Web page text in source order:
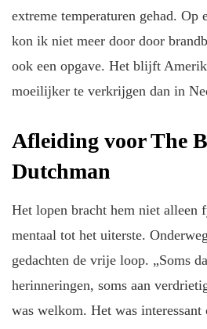
extreme temperaturen gehad. Op
kon ik niet meer door door
ook een opgave. Het blijft
moeilijker te verkrijgen dan in
Afleiding voor The
Dutchman
Het lopen bracht hem niet alleen
mentaal tot het uiterste.
gedachten de vrije loop. „Soms
herinneringen, soms aan
was welkom. Het was